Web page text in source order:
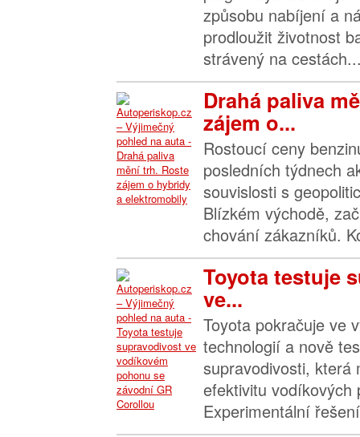
způsobu nabíjení a
prodloužit životnost
strávený na
Drahá paliva
zájem o...
Rostoucí ceny
posledních týdnech
souvislosti s
Blízkém východě,
chování zákazníků.
Toyota testuje
ve...
Toyota pokračuje ve
technologií a nově
supravodivosti, která
efektivitu vodíkových
Experimentální